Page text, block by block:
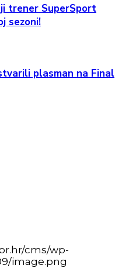
trener SuperSport
sezoni!
plasman na Final